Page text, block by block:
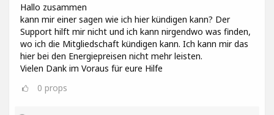
Hallo zusammen
kann mir einer sagen wie ich hier kündigen kann? Der
Support hilft mir nicht und ich kann nirgendwo was finden,
wo ich die Mitgliedschaft kündigen kann. Ich kann mir das
hier bei den Energiepreisen nicht mehr leisten.
Vielen Dank im Voraus für eure Hilfe
0 props